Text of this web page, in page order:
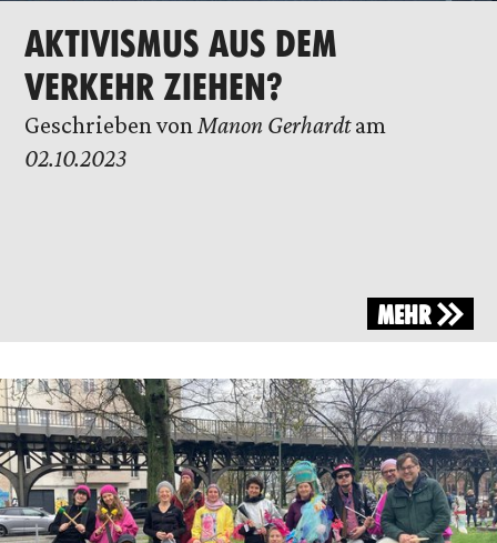
AKTIVISMUS AUS DEM
VERKEHR ZIEHEN?
Geschrieben von Manon Gerhardtam
02.10.2023
MEHR